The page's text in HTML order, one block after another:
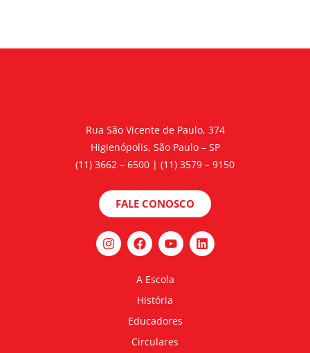
Rua São Vicente de Paulo, 374
Higienópolis, São Paulo – SP
(11) 3662 – 6500 | (11) 3579 – 9150
FALE CONOSCO
A Escola
História
Educadores
Circulares